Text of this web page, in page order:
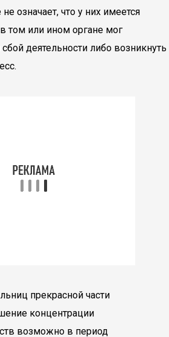
означает, что у них имеется
том или ином органе мог
деятельности либо возникнуть
прекрасной части
концентрации
возможно в период